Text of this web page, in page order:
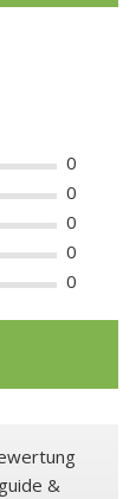
0
0
0
0
0
&